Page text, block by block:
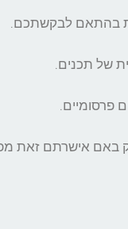
בהתאם לבקשתכם.
של תכנים.
פרסומיים.
רק באם אישרתם זאת